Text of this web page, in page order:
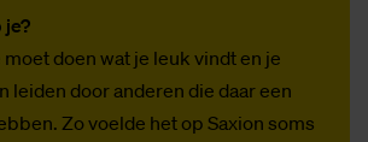
je?
moet doen wat je leuk vindt en je
leiden door anderen die daar een
Zo voelde het op Saxion soms